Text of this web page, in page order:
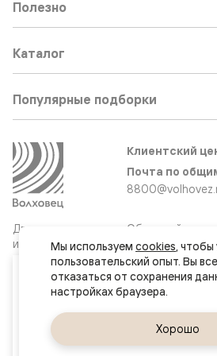
Ваш город
Двери
и интерьерные
решения
Полезно
Каталог
Популярные подборки
Клиентский
Почта по
Обратный звонок
Сайт не является публичной офертой
Правовая информация
Мы используем cookies, чтобы
пользовательский опыт. Вы
отказаться от сохранения
Хорошо